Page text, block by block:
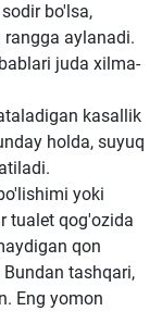
bo'lsa,
aylanadi.
juda xilma-
kasallik
holda, suyuq
yoki
tualet qog'ozida
qon
tashqari,
Eng yomon